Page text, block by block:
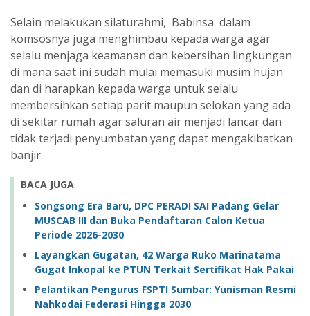
Selain melakukan silaturahmi, Babinsa dalam
komsosnya juga menghimbau kepada warga agar
selalu menjaga keamanan dan kebersihan lingkungan
di mana saat ini sudah mulai memasuki musim hujan
dan di harapkan kepada warga untuk selalu
membersihkan setiap parit maupun selokan yang ada
di sekitar rumah agar saluran air menjadi lancar dan
tidak terjadi penyumbatan yang dapat mengakibatkan
banjir.
BACA JUGA
Songsong Era Baru, DPC PERADI SAI Padang Gelar
MUSCAB III dan Buka Pendaftaran Calon Ketua
Periode 2026-2030
Layangkan Gugatan, 42 Warga Ruko Marinatama
Gugat Inkopal ke PTUN Terkait Sertifikat Hak Pakai
Pelantikan Pengurus FSPTI Sumbar: Yunisman Resmi
Nahkodai Federasi Hingga 2030